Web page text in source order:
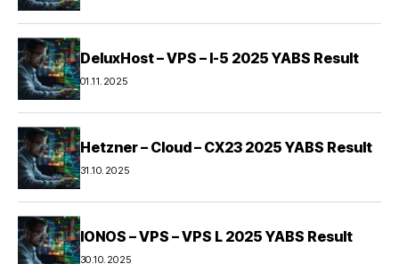
DeluxHost – VPS – I-5 2025 YABS Result
01.11.2025
Hetzner – Cloud – CX23 2025 YABS Result
31.10.2025
IONOS – VPS – VPS L 2025 YABS Result
30.10.2025